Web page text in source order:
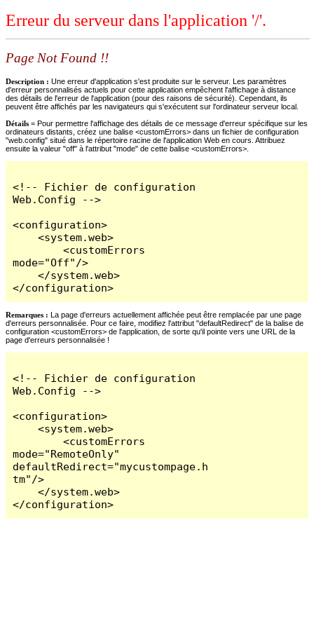
Erreur du serveur dans l'application '/'.
Page Not Found !!
Description : Une erreur d'application s'est produite sur le serveur. Les paramètres
d'erreur personnalisés actuels pour cette application empêchent l'affichage à distance
des détails de l'erreur de l'application (pour des raisons de sécurité). Cependant, ils
peuvent être affichés par les navigateurs qui s'exécutent sur l'ordinateur serveur local.
Détails = Pour permettre l'affichage des détails de ce message d'erreur spécifique sur les
ordinateurs distants, créez une balise <customErrors> dans un fichier de configuration
"web.config" situé dans le répertoire racine de l'application Web en cours. Attribuez
ensuite la valeur "off" à l'attribut "mode" de cette balise <customErrors>.
<!-- Fichier de configuration
Web.Config -->
<configuration>
    <system.web>
        <customErrors
mode="Off"/>
    </system.web>
</configuration>
Remarques : La page d'erreurs actuellement affichée peut être remplacée par une page
d'erreurs personnalisée. Pour ce faire, modifiez l'attribut "defaultRedirect" de la balise de
configuration <customErrors> de l'application, de sorte qu'il pointe vers une URL de la
page d'erreurs personnalisée !
<!-- Fichier de configuration
Web.Config -->
<configuration>
    <system.web>
        <customErrors
mode="RemoteOnly"
defaultRedirect="mycustompage.h
tm"/>
    </system.web>
</configuration>